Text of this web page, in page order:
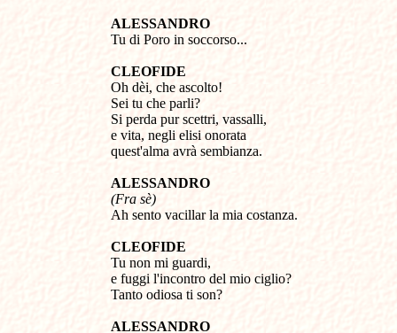
ALESSANDRO
Tu di Poro in soccorso...
CLEOFIDE
Oh dèi, che ascolto!
Sei tu che parli?
Si perda pur scettri, vassalli,
e vita, negli elisi onorata
quest'alma avrà sembianza.
ALESSANDRO
(Fra sè)
Ah sento vacillar la mia costanza.
CLEOFIDE
Tu non mi guardi,
e fuggi l'incontro del mio ciglio?
Tanto odiosa ti son?
ALESSANDRO